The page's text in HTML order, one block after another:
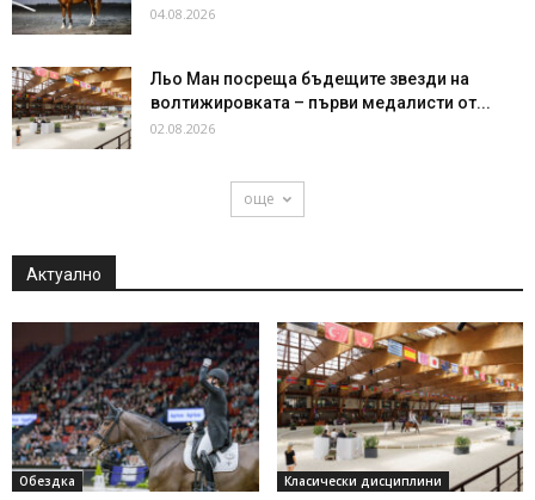
04.08.2026
Льо Ман посреща бъдещите звезди на
волтижировката – първи медалисти от...
02.08.2026
още
Актуално
Обездка Класически дисциплини